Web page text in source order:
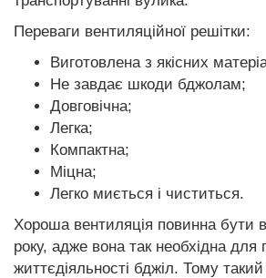
Переваги вентиляційної решітки:
Виготовлена з якісних
Не завдає шкоди бджолам;
Довговічна;
Легка;
Компактна;
Міцна;
Легко миється і чиститься.
Хороша вентиляція повинна бути
року, адже вона так необхідна для
життєдіяльності бджіл. Тому